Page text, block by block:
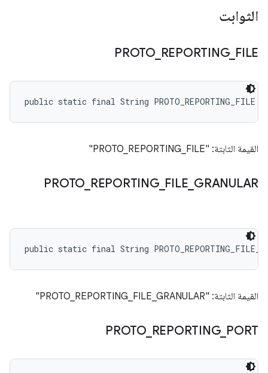
الثوابت
PROTO_ REPORTING_ FILE
public static final String PROTO_REPORTING_FILE
القيمة الثابتة: "PROTO_REPORTING_FILE"
PROTO REPORTING_ FILE GRANULAR
public static final String
القيمة الثابتة: "PROTO_REPORTING_FILE_GRANULAR"
PROTO_ REPORTING_ PORT